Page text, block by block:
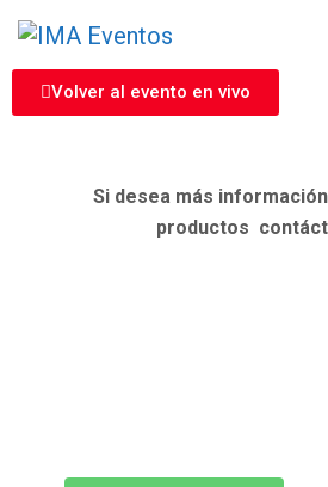
Volver al evento en vivo
Si desea más
productos